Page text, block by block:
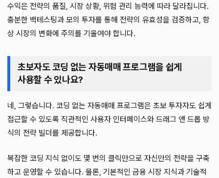
수익은 전략의 품질, 시장 상황, 위험 관리 능력에 따라 달라집니다.
충분한 백테스팅과 모의 투자를 통해 전략의 유효성을 검증하고, 항
상 시장의 변화에 주의를 기울여야 합니다.
초보자도 코딩 없는 자동매매 프로그램을 쉽게
사용할 수 있나요?
네, 그렇습니다. 코딩 없는 자동매매 프로그램은 초보 투자자도 쉽게
접근할 수 있도록 직관적인 사용자 인터페이스와 드래그 앤 드롭 방
식의 전략 빌더를 제공합니다.
복잡한 코딩 지식 없이도 몇 번의 클릭만으로 자신만의 전략을 구축
하고 운영할 수 있습니다. 물론, 기본적인 금융 시장 지식과 기술적